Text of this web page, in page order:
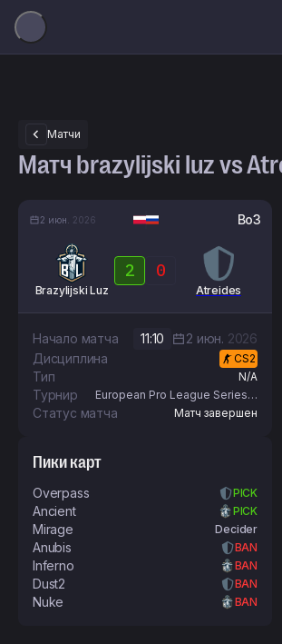
Матчи
Матч brazylijski luz vs
2 июн. 2026 Bo3
Brazylijski Luz
2 0
Atreides
Начало матча 11:10 2 июн. 2026
Дисциплина
CS2
Тип N/A
Турнир
European Pro League Series 7
(Play-Ins)
Статус матча Матч завершен
Пики карт
Overpass PICK
Ancient PICK
Mirage Decider
Anubis BAN
Inferno BAN
Dust2 BAN
Nuke BAN